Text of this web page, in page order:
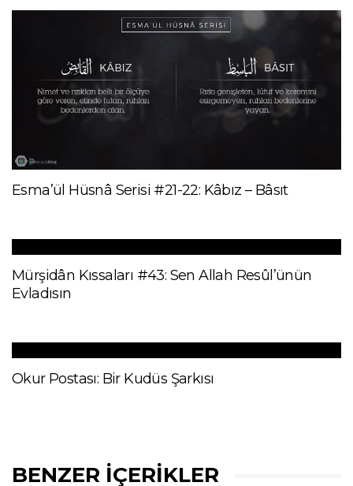
Esma’ül Hüsnâ Serisi #21-22: Kâbız – Bâsıt
Mürşidân Kıssaları #43: Sen Allah Resûl’ünün
Evladısın
Okur Postası: Bir Kudüs Şarkısı
BENZER İÇERIKLER